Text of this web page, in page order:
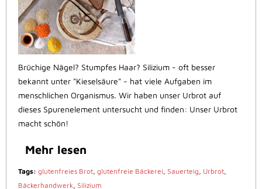
Brüchige Nägel? Stumpfes Haar? Silizium - oft besser
bekannt unter "Kieselsäure" - hat viele Aufgaben im
menschlichen Organismus. Wir haben unser Urbrot auf
dieses Spurenelement untersucht und finden: Unser Urbrot
macht schön!
Mehr lesen
Tags: glutenfreies Brot, glutenfreie Bäckerei, Sauerteig, Urbrot,
Bäckerhandwerk, Silizium